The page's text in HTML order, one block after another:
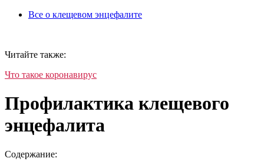
Все о клещевом энцефалите
Читайте также:
Что такое коронавирус
Профилактика клещевого
энцефалита
Содержание: